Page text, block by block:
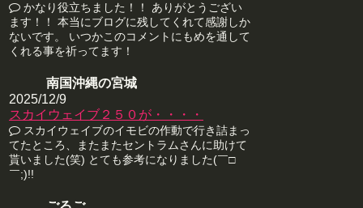
かなり役立ちました！！ ありがとうござい
ます！！ 本当にブログに残してくれて感謝しか
ないです。 いつかこのコメントにもめを通して
くれる事を祈ってます！
南国沖縄の宮城
2025/12/9
スカイウェイブ２５０が・・・・
スカイウェイブのイモビの作動で行き詰まっ
てたところ、またまたセントラムさんに助けて
貰いました(笑) とても参考になりました(￣□
￣;)!!